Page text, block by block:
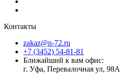
Контакты
zakaz@n-72.ru
+7 (3452) 54-81-81
Ближайший к вам офис:
г. Уфа, Перевалочная ул, 98А